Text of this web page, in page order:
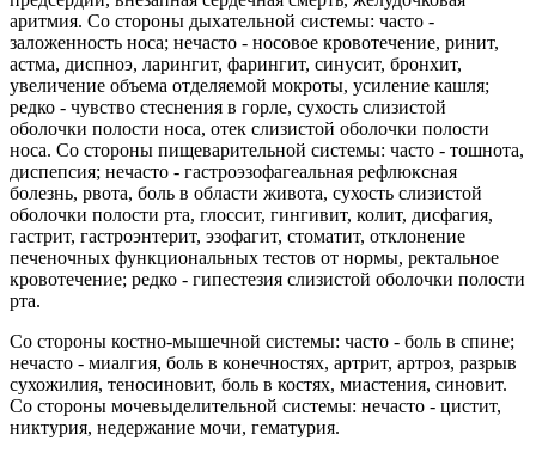
аритмия. Со стороны дыхательной системы: часто -
заложенность носа; нечасто - носовое кровотечение, ринит,
астма, диспноэ, ларингит, фарингит, синусит, бронхит,
увеличение объема отделяемой мокроты, усиление кашля;
редко - чувство стеснения в горле, сухость слизистой
оболочки полости носа, отек слизистой оболочки полости
носа. Со стороны пищеварительной системы: часто - тошнота,
диспепсия; нечасто - гастроэзофагеальная рефлюксная
болезнь, рвота, боль в области живота, сухость слизистой
оболочки полости рта, глоссит, гингивит, колит, дисфагия,
гастрит, гастроэнтерит, эзофагит, стоматит, отклонение
печеночных функциональных тестов от нормы, ректальное
кровотечение; редко - гипестезия слизистой оболочки полости
рта.
Со стороны костно-мышечной системы: часто - боль в спине;
нечасто - миалгия, боль в конечностях, артрит, артроз, разрыв
сухожилия, теносиновит, боль в костях, миастения, синовит.
Со стороны мочевыделительной системы: нечасто - цистит,
никтурия, недержание мочи, гематурия.